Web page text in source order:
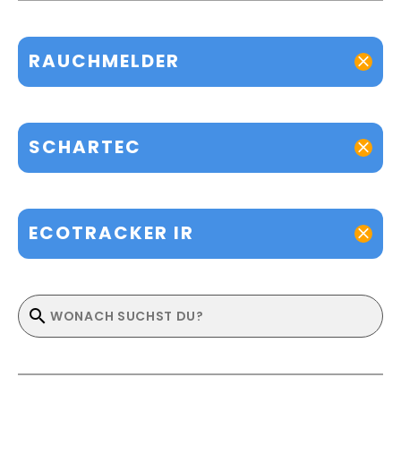
RAUCHMELDER
SCHARTEC
ECOTRACKER IR